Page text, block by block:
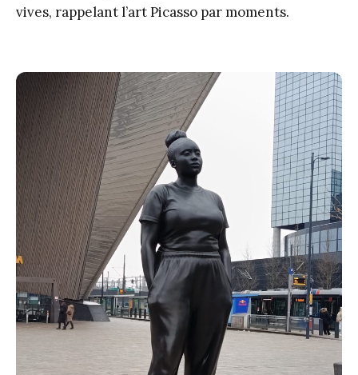
vives, rappelant l’art Picasso par moments.